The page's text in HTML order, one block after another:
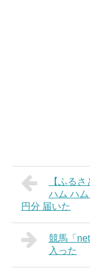
【ふる
ハム ハ
円分 届いた
競馬「
入った